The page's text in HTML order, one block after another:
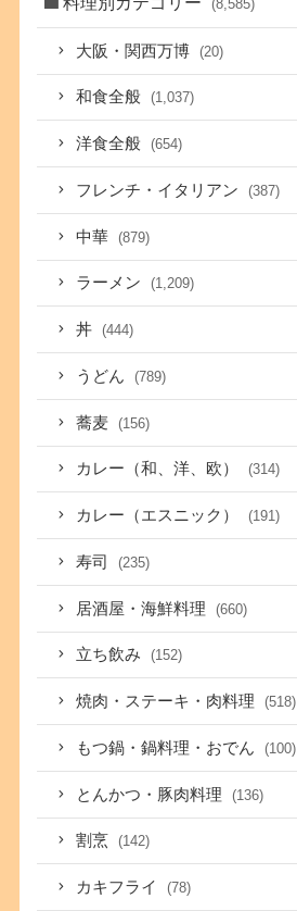
(8,585)
大阪・関西万博 (20)
和食全般 (1,037)
洋食全般 (654)
フレンチ・イタリアン (387)
中華 (879)
ラーメン (1,209)
丼 (444)
うどん (789)
蕎麦 (156)
カレー（和、洋、欧） (314)
カレー（エスニック） (191)
寿司 (235)
居酒屋・海鮮料理 (660)
立ち飲み (152)
焼肉・ステーキ・肉料理 (518)
もつ鍋・鍋料理・おでん (100)
とんかつ・豚肉料理 (136)
割烹 (142)
カキフライ (78)